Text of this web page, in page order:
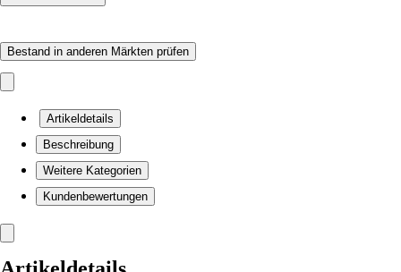
Bestand in anderen Märkten prüfen
Artikeldetails
Beschreibung
Weitere Kategorien
Kundenbewertungen